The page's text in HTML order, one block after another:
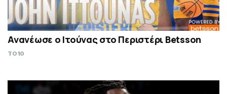
Ανανέωσε ο Ιτούνας στο Περιστέρι Betsson
TO10